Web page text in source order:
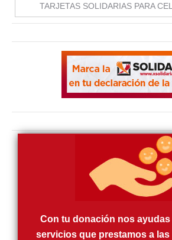
TARJETAS SOLIDARIAS PARA
Con tu donación nos ayudas
servicios que prestamos a